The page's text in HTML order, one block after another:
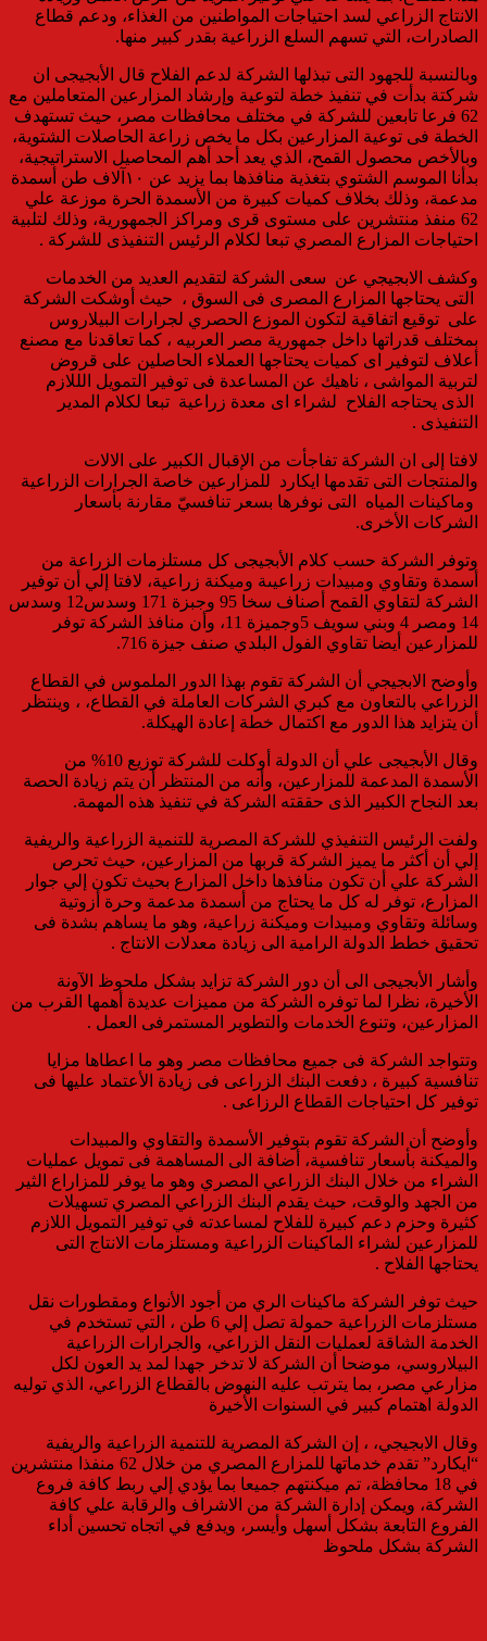
الانتاج الزراعي لسد احتياجات المواطنين من الغذاء، ودعم قطاع
الصادرات، التي تسهم السلع الزراعية بقدر كبير منها.
وبالنسبة للجهود التى تبذلها الشركة لدعم الفلاح قال الأبجيجى ان
شركتة بدأت في تنفيذ خطة لتوعية وإرشاد المزارعين المتعاملين مع
62 فرعا تابعين للشركة في مختلف محافظات مصر، حيث تستهدف
الخطة فى توعية المزارعين بكل ما يخص زراعة الحاصلات الشتوية،
وبالأخص محصول القمح، الذي يعد أحد أهم المحاصيل الاستراتيجية،
بدأنا الموسم الشتوي بتغذية منافذها بما يزيد عن ١٠آلاف طن أسمدة
مدعمة، وذلك بخلاف كميات كبيرة من الأسمدة الحرة موزعة علي
62 منفذ منتشرين على مستوى قرى ومراكز الجمهورية، وذلك لتلبية
احتياجات المزارع المصري تبعا لكلام الرئيس التنفيذى للشركة .
وكشف الابجيجي عن سعى الشركة لتقديم العديد من الخدمات
التى يحتاجها المزارع المصرى فى السوق ، حيث أوشكت الشركة
على توقيع اتفاقية لتكون الموزع الحصري لجرارات البيلاروس
بمختلف قدراتها داخل جمهورية مصر العربيه ، كما تعاقدنا مع مصنع
أعلاف لتوفير اى كميات يحتاجها العملاء الحاصلين على قروض
لتربية المواشى ، ناهيك عن المساعدة فى توفير التمويل الللازم
الذى يحتاجه الفلاح لشراء اى معدة زراعية تبعا لكلام المدير
التنفيذى .
لافتا إلى ان الشركة تفاجأت من الإقبال الكبير على الالات
والمنتجات التى تقدمها ايكارد للمزارعين خاصة الجرارات الزراعية
وماكينات المياه التى نوفرها بسعر تنافسيّ مقارنة بأسعار
الشركات الأخرى.
وتوفر الشركة حسب كلام الأبجيجى كل مستلزمات الزراعة من
أسمدة وتقاوي ومبيدات زراعيىة وميكنة زراعية، لافتا إلي أن توفير
الشركة لتقاوي القمح أصناف سخا 95 وجبزة 171 وسدس12 وسدس
14 ومصر 4 وبني سويف 5وجميزة 11، وأن منافذ الشركة توفر
للمزارعين أيضا تقاوي الفول البلدي صنف جيزة 716.
وأوضح الابجيجي أن الشركة تقوم بهذا الدور الملموس في القطاع
الزراعي بالتعاون مع كبري الشركات العاملة في القطاع، ، وينتظر
أن يتزايد هذا الدور مع اكتمال خطة إعادة الهيكلة.
وقال الأبجيجى علي أن الدولة أوكلت للشركة توزيع 10% من
الأسمدة المدعمة للمزارعين، وأنه من المنتظر أن يتم زيادة الحصة
بعد النجاح الكبير الذى حققته الشركة في تنفيذ هذه المهمة.
ولفت الرئيس التنفيذي للشركة المصرية للتنمية الزراعية والريفية
إلي أن أكثر ما يميز الشركة قربها من المزارعين، حيث تحرص
الشركة علي أن تكون منافذها داخل المزارع بحيث تكون إلي جوار
المزارع، توفر له كل ما يحتاج من أسمدة مدعمة وحرة أزوتية
وسائلة وتقاوي ومبيدات وميكنة زراعية، وهو ما يساهم بشدة فى
تحقيق خطط الدولة الرامية الى زيادة معدلات الانتاج .
وأشار الأبجيجى الى أن دور الشركة تزايد بشكل ملحوظ الآونة
الأخيرة، نظرا لما توفره الشركة من مميزات عديدة أهمها القرب من
المزارعين، وتنوع الخدمات والتطوير المستمرفى العمل .
وتتواجد الشركة فى جميع محافظات مصر وهو ما اعطاها مزايا
تنافسية كبيرة ، دفعت البنك الزراعى فى زيادة الأعتماد عليها فى
توفير كل احتياجات القطاع الرزاعى .
وأوضح أن الشركة تقوم بتوفير الأسمدة والتقاوي والمبيدات
والميكنة بأسعار تنافسية، أضافة الى المساهمة فى تمويل عمليات
الشراء من خلال البنك الزراعي المصري وهو ما يوفر للمزاراع الثير
من الجهد والوقت، حيث يقدم البنك الزراعي المصري تسهيلات
كثيرة وحزم دعم كبيرة للفلاح لمساعدته في توفير التمويل اللازم
للمزارعين لشراء الماكينات الزراعية ومستلزمات الانتاج التى
يحتاجها الفلاح .
حيث توفر الشركة ماكينات الري من أجود الأنواع ومقطورات نقل
مستلزمات الزراعية حمولة تصل إلي 6 طن ، التي تستخدم في
الخدمة الشاقة لعمليات النقل الزراعي، والجرارات الزراعية
البيلاروسي، موضحا أن الشركة لا تدخر جهدا لمد يد العون لكل
مزارعي مصر، بما يترتب عليه النهوض بالقطاع الزراعي، الذي توليه
الدولة اهتمام كبير في السنوات الأخيرة
وقال الابجيجي، ، إن الشركة المصرية للتنمية الزراعية والريفية
“ايكارد” تقدم خدماتها للمزارع المصري من خلال 62 منفذا منتشرين
في 18 محافظة، تم ميكنتهم جميعا بما يؤدي إلي ربط كافة فروع
الشركة، ويمكن إدارة الشركة من الاشراف والرقابة علي كافة
الفروع التابعة بشكل أسهل وأيسر، ويدفع في اتجاه تحسين أداء
الشركة بشكل ملحوظ